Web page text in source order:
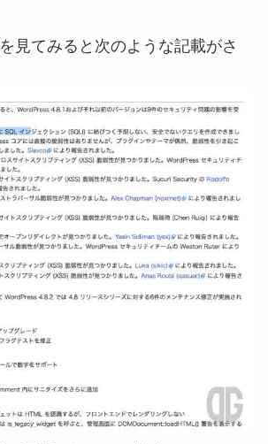
を見てみると次のような記載がさ